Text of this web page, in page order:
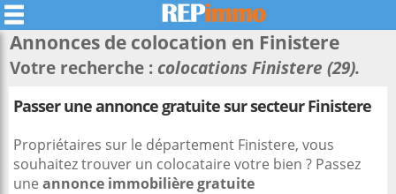
Annonces de colocation en Finistere
Votre recherche : colocations Finistere (29).
Passer une annonce gratuite sur secteur Finistere
Propriétaires sur le département Finistere, vous
souhaitez trouver un colocataire votre bien ? Passez
une annonce immobilière gratuite